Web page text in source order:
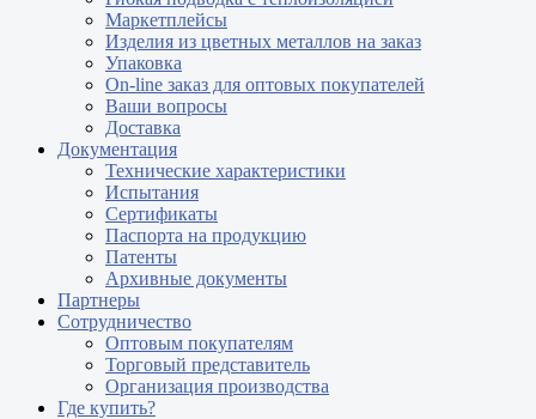
Маркетплейсы
Изделия из цветных металлов на заказ
Упаковка
On-line заказ для оптовых покупателей
Ваши вопросы
Доставка
Документация
Технические характеристики
Испытания
Сертификаты
Паспорта на продукцию
Патенты
Архивные документы
Партнеры
Сотрудничество
Оптовым покупателям
Торговый представитель
Организация производства
Где купить?